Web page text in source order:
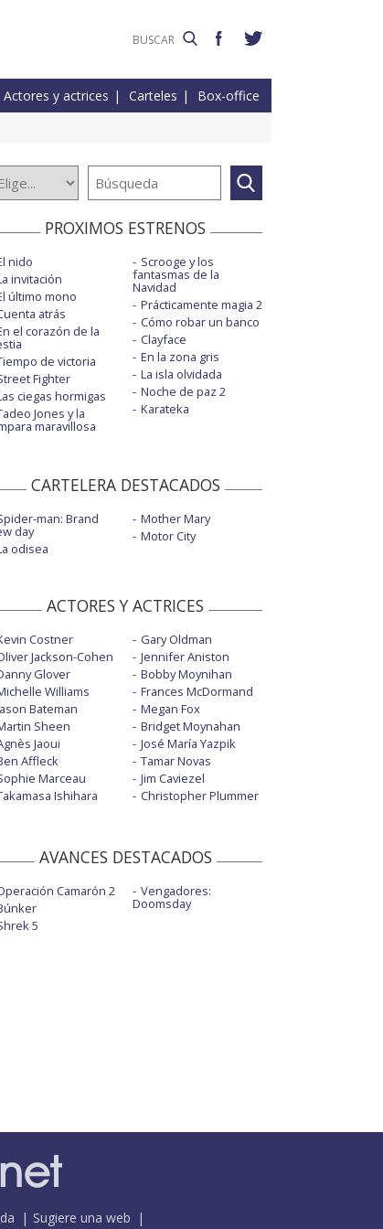
Actores y actrices Carteles Box-office
PROXIMOS ESTRENOS
nido
invitación
último mono
atrás
el corazón de la
de victoria
Fighter
ciegas hormigas
Jones y la
maravillosa
Scrooge y los
fantasmas de la
Navidad
Prácticamente magia 2
Cómo robar un banco
Clayface
En la zona gris
La isla olvidada
Noche de paz 2
Karateka
CARTELERA DESTACADOS
man: Brand
day
odisea
Mother Mary
Motor City
ACTORES Y ACTRICES
Costner
Jackson-Cohen
Glover
Williams
Bateman
Sheen
Jaoui
Affleck
Marceau
Ishihara
Gary Oldman
Jennifer Aniston
Bobby Moynihan
Frances McDormand
Megan Fox
Bridget Moynahan
José María Yazpik
Tamar Novas
Jim Caviezel
Christopher Plummer
AVANCES DESTACADOS
Camarón 2
5
Vengadores:
Doomsday
Sugiere una web